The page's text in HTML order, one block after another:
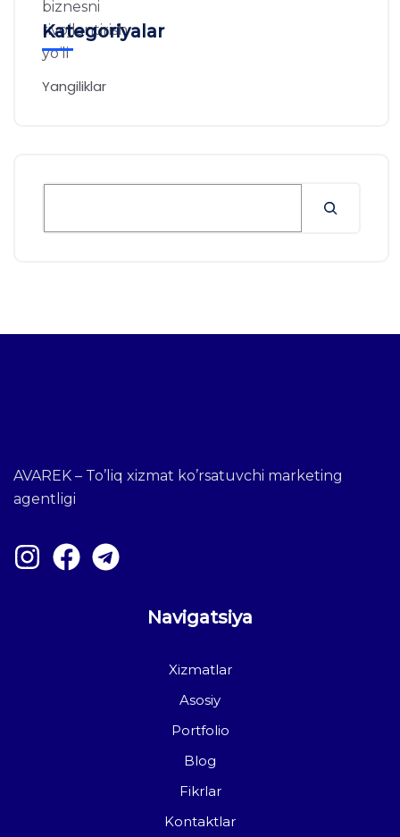
Kategoriyalar
Yangiliklar
AVAREK – To’liq xizmat ko’rsatuvchi marketing
agentligi
Navigatsiya
Xizmatlar
Asosiy
Portfolio
Blog
Fikrlar
Kontaktlar